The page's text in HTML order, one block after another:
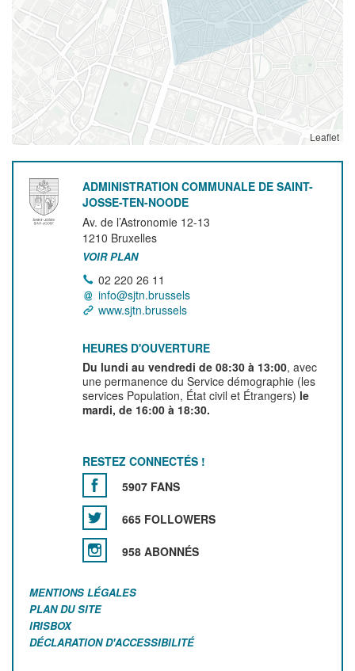
Leaflet
ADMINISTRATION COMMUNALE DE SAINT-
JOSSE-TEN-NOODE
Av. de l’Astronomie 12-13
1210 Bruxelles
VOIR PLAN
02 220 26 11
info@sjtn.brussels
www.sjtn.brussels
HEURES D'OUVERTURE
Du lundi au vendredi de 08:30 à 13:00, avec
une permanence du Service démographie (les
services Population, État civil et Étrangers) le
mardi, de 16:00 à 18:30.
RESTEZ CONNECTÉS !
5907 FANS
665 FOLLOWERS
958 ABONNÉS
MENTIONS LÉGALES
PLAN DU SITE
IRISBOX
DÉCLARATION D'ACCESSIBILITÉ